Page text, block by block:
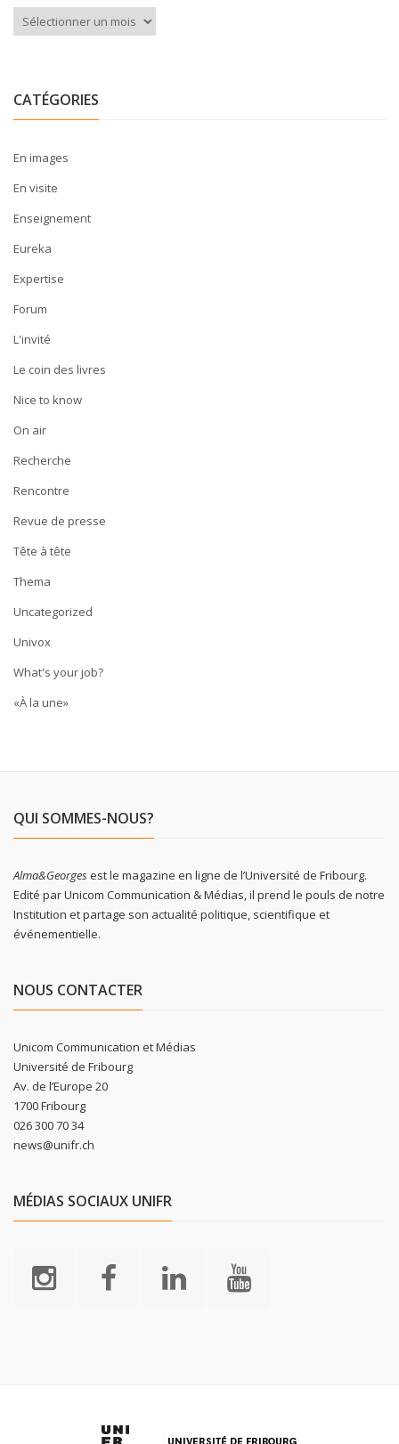
Archives
CATÉGORIES
En images
En visite
Enseignement
Eureka
Expertise
Forum
L'invité
Le coin des livres
Nice to know
On air
Recherche
Rencontre
Revue de presse
Tête à tête
Thema
Uncategorized
Univox
What's your job?
«À la une»
QUI SOMMES-NOUS?
Alma&Georgesest le magazine en ligne de l’Université de Fribourg.
Edité par Unicom Communication & Médias, il prend le pouls de notre
Institution et partage son actualité politique, scientifique et
événementielle.
NOUS CONTACTER
Unicom Communication et Médias
Université de Fribourg
Av. de l’Europe 20
1700 Fribourg
026 300 70 34
news@unifr.ch
MÉDIAS SOCIAUX UNIFR